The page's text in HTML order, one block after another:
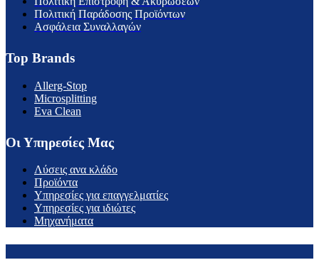
Πολιτική Παράδοσης Προϊόντων
Ασφάλεια Συναλλαγών
Top Brands
Allerg-Stop
Microsplitting
Eva Clean
Οι Υπηρεσίες Μας
Λύσεις ανα κλάδο
Προϊόντα
Υπηρεσίες για επαγγελματίες
Υπηρεσίες για ιδιώτες
Μηχανήματα